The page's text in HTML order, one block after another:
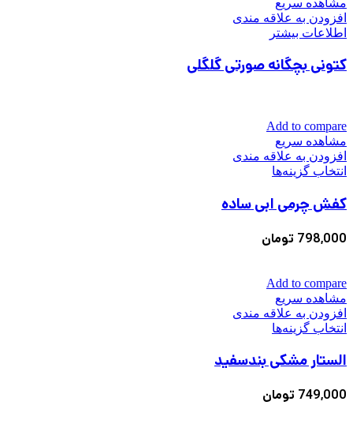
است
در
محصول
افزودن به علاقه مندی
اطلاعات بیشتر
کتونی بچگانه صورتی گلگلی
Add to compare
مشاهده سریع
افزودن به علاقه مندی
انتخاب گزینه‌ها
دارای
انواع
می
ها
است
در
محصول
شوند
کفش چرمی ابی ساده
798,000 تومان
Add to compare
مشاهده سریع
افزودن به علاقه مندی
انتخاب گزینه‌ها
دارای
انواع
می
الستار مشکی بندسفید
749,000 تومان